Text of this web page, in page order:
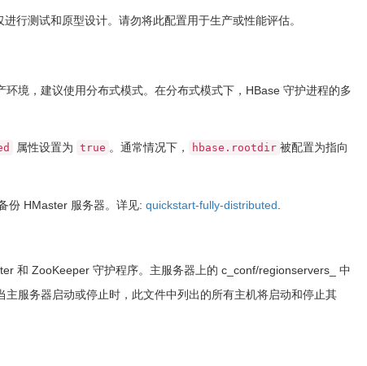
行测试和原型设计。请勿将此配置用于生产或性能评估。
境，建议使用分布式模式。在分布式模式下，HBase 守护进程的多
属性设置为 true 。通常情况下， hbase.rootdir 被配置为指向
份 HMaster 服务器。详见: quickstart-fully-distributed
和 ZooKeeper 守护程序。主服务器上的 c_conf/regionservers_ 中
服务器启动或停止时，此文件中列出的所有主机将启动和停止其